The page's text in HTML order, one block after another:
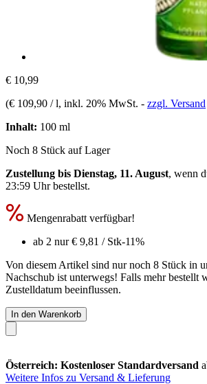
€ 10,99
(€ 109,90 / l, inkl. 20% MwSt. - zzgl. Versand
Inhalt: 100 ml
Noch 8 Stück auf Lager
Zustellung bis Dienstag, 11. August, wenn
23:59 Uhrbestellst.
Mengenrabatt verfügbar!
ab 2 nur€ 9,81 / Stk-11%
Von diesem Artikel sind nur noch 8 Stück in
Nachschub ist unterwegs! Falls mehr bestellt
Zustelldatum beeinflussen.
In den Warenkorb
Österreich: Kostenloser Standardversand
Weitere Infos zu Versand & Lieferung